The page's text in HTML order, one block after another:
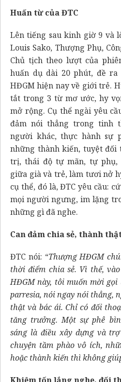
Huấn từ của ĐTC
Lên tiếng sau kinh giờ 9 và
Louis Sako, Thượng Phụ,
Chủ tịch theo lượt của
huấn dụ dài 20 phút, đề
HĐGM hiện nay về giới trẻ.
tắt trong 3 từ mơ ước, hy
mở rộng. Cụ thể ngài yêu
đảm nói thẳng trong tinh
người khác, thực hành sự
những thành kiến, tuyệt đối
trị, thái độ tự mãn, tự phụ,
giữa già và trẻ, làm tươi nở
cụ thể, đó là, ĐTC yêu cầu:
mọi người ngưng, im lặng
những gì đã nghe.
Can đảm chia sẻ, thành
ĐTC nói: “Thượng HĐGM
thời điểm chia sẻ. Vì thế,
HĐGM này, tôi muốn mời gọi
parresia, nói ngay nói thẳng,
thật và bác ái. Chỉ có đối
tăng trưởng. Một sự phê
sáng là điều xây dựng và
chuyện tầm phào vô ích,
hoặc thành kiến thì không